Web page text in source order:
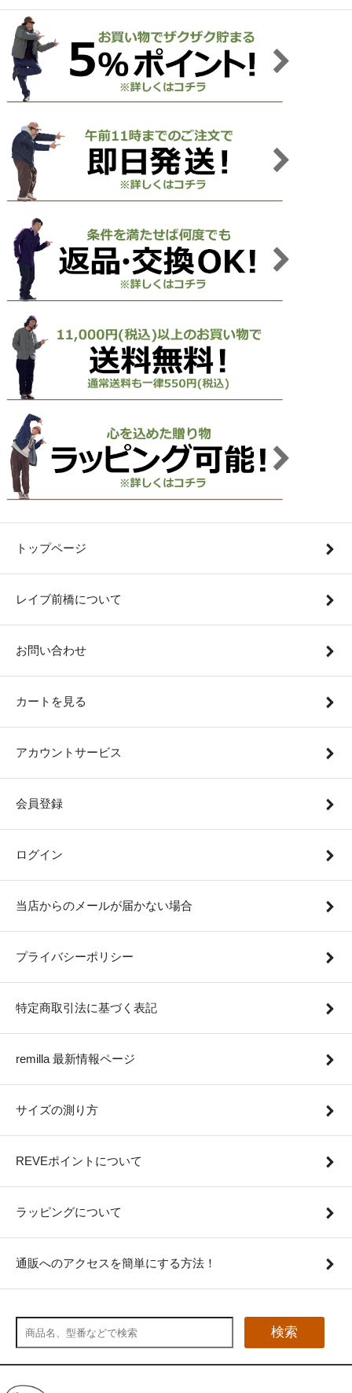
トップページ
レイブ前橋について
お問い合わせ
カートを見る
アカウントサービス
会員登録
ログイン
当店からのメールが届かない場合
プライバシーポリシー
特定商取引法に基づく表記
remilla 最新情報ページ
サイズの測り方
REVEポイントについて
ラッピングについて
通販へのアクセスを簡単にする方法！
検索